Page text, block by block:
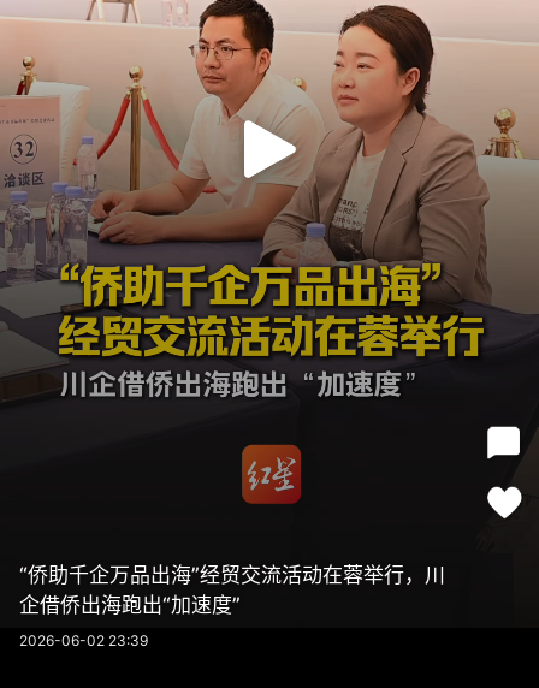
“侨助千企万品出海”经贸交流活动在蓉举行，川
企借侨出海跑出“加速度”
2026-06-02 23:39